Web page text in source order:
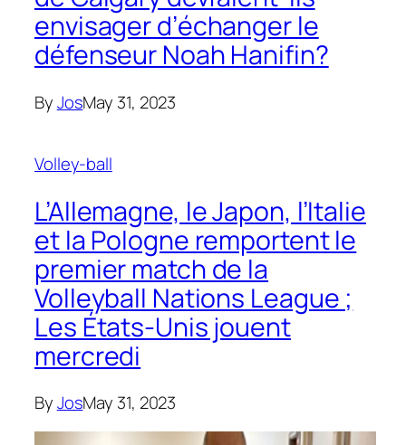
envisager d’échanger le
défenseur Noah Hanifin?
ByJosMay 31, 2023
Volley-ball
L’Allemagne, le Japon, l’Italie
et la Pologne remportent le
premier match de la
Volleyball Nations League ;
Les États-Unis jouent
mercredi
ByJosMay 31, 2023